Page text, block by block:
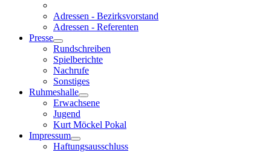
Adressen - Bezirksvorstand
Adressen - Referenten
Presse
Rundschreiben
Spielberichte
Nachrufe
Sonstiges
Ruhmeshalle
Erwachsene
Jugend
Kurt Möckel Pokal
Impressum
Haftungsausschluss